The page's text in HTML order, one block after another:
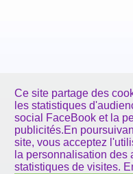
Ce site partage des
les statistiques
social FaceBook et la
publicités.En
site, vous acceptez
la personnalisation des
statistiques de visites.